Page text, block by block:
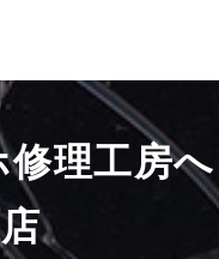
理工房へ